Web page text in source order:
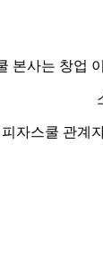
본사는 창업
피자스쿨 관계